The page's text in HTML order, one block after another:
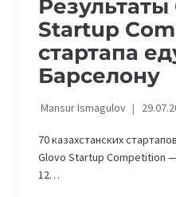
Результаты
Startup
стартапа
Барселону
Mansur Ismagulov
70 казахстанских
Glovo Startup Competition
12…